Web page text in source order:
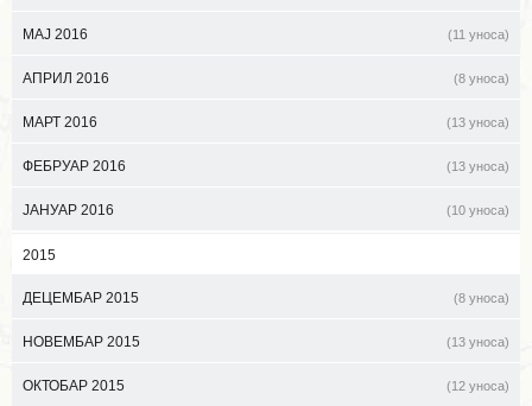
МАЈ 2016 (11 уноса)
АПРИЛ 2016 (8 уноса)
МАРТ 2016 (13 уноса)
ФЕБРУАР 2016 (13 уноса)
ЈАНУАР 2016 (10 уноса)
2015
ДЕЦЕМБАР 2015 (8 уноса)
НОВЕМБАР 2015 (13 уноса)
ОКТОБАР 2015 (12 уноса)